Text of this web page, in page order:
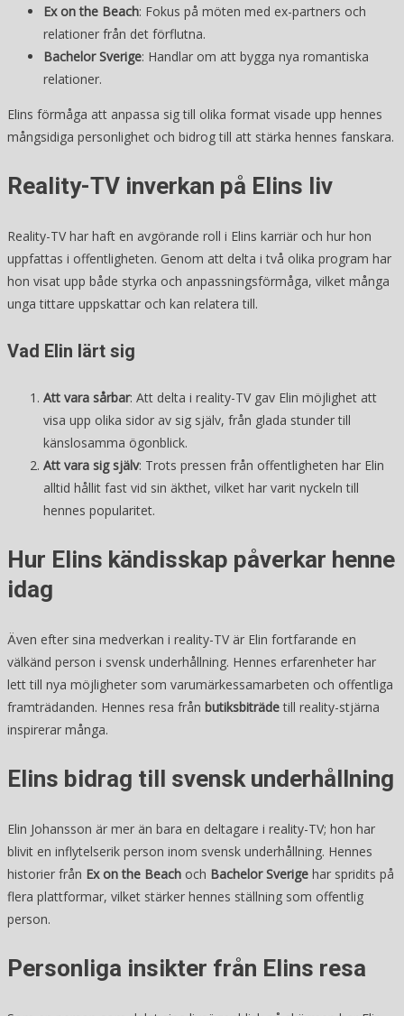
Ex on the Beach: Fokus på möten med ex-partners och
relationer från det förflutna.
Bachelor Sverige: Handlar om att bygga nya romantiska
relationer.
Elins förmåga att anpassa sig till olika format visade upp hennes
mångsidiga personlighet och bidrog till att stärka hennes fanskara.
Reality-TV inverkan på Elins liv
Reality-TV har haft en avgörande roll i Elins karriär och hur hon
uppfattas i offentligheten. Genom att delta i två olika program har
hon visat upp både styrka och anpassningsförmåga, vilket många
unga tittare uppskattar och kan relatera till.
Vad Elin lärt sig
Att vara sårbar: Att delta i reality-TV gav Elin möjlighet att
visa upp olika sidor av sig själv, från glada stunder till
känslosamma ögonblick.
Att vara sig själv: Trots pressen från offentligheten har Elin
alltid hållit fast vid sin äkthet, vilket har varit nyckeln till
hennes popularitet.
Hur Elins kändisskap påverkar henne
idag
Även efter sina medverkan i reality-TV är Elin fortfarande en
välkänd person i svensk underhållning. Hennes erfarenheter har
lett till nya möjligheter som varumärkessamarbeten och offentliga
framträdanden. Hennes resa från butiksbiträdetill reality-stjärna
inspirerar många.
Elins bidrag till svensk underhållning
Elin Johansson är mer än bara en deltagare i reality-TV; hon har
blivit en inflytelserik person inom svensk underhållning. Hennes
historier från Ex on the Beach och Bachelor Sverige har spridits på
flera plattformar, vilket stärker hennes ställning som offentlig
person.
Personliga insikter från Elins resa